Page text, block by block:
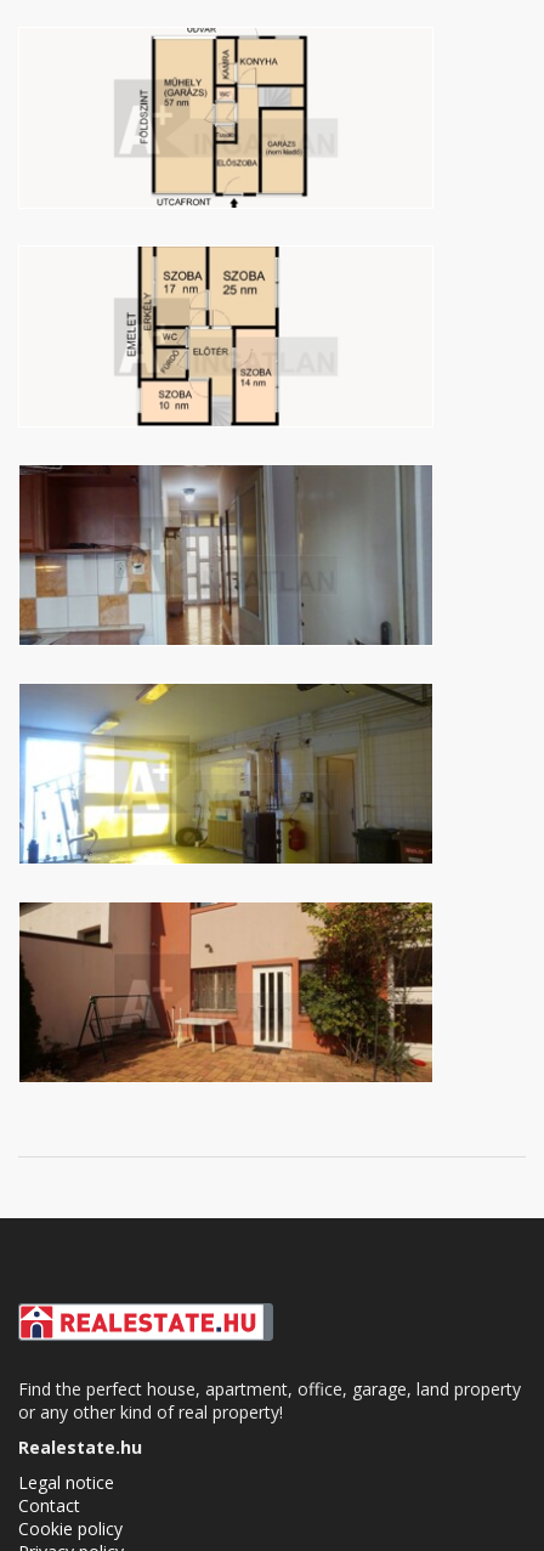
Find the perfect house, apartment, office, garage, land property
or any other kind of real property!
Realestate.hu
Legal notice
Contact
Cookie policy